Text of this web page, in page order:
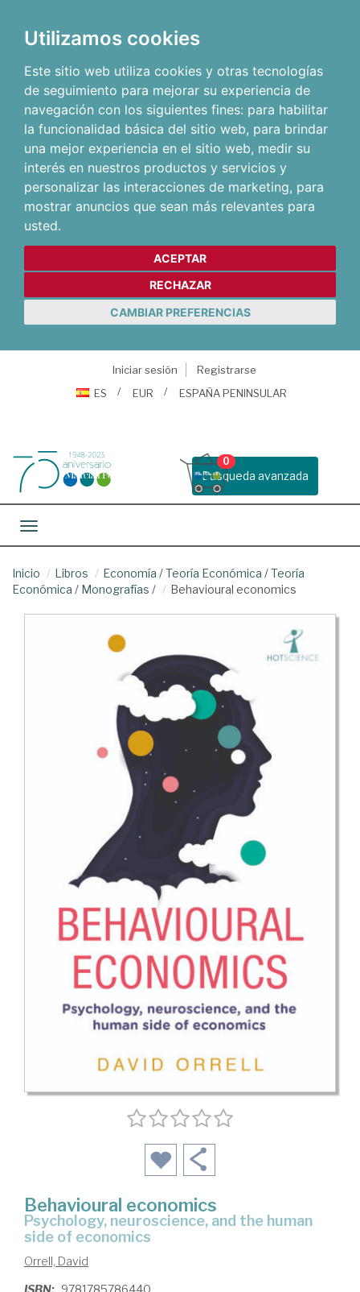
Utilizamos cookies
Este sitio web utiliza cookies y otras tecnologías
de seguimiento para mejorar su experiencia de
navegación con los siguientes fines: para habilitar
la funcionalidad básica del sitio web, para brindar
una mejor experiencia en el sitio web, medir su
interés en nuestros productos y servicios y
personalizar las interacciones de marketing, para
mostrar anuncios que sean más relevantes para
usted.
ACEPTAR
RECHAZAR
CAMBIAR PREFERENCIAS
Iniciar sesión
Registrarse
ES
EUR ESPAÑA PENINSULAR
Busqueda avanzada
0
Toggle navigation
Inicio Libros Economía /Teoría Económica /Teoría
Económica / Monografías / Behavioural economics
Behavioural economics
psychology, neuroscience, and the human
side of economics
Orrell, David